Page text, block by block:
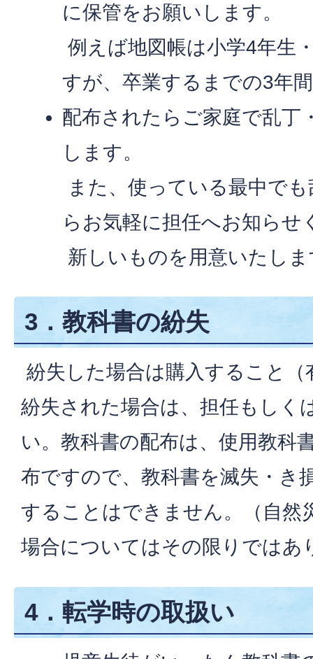
に保管をお願いします。
例えば地図帳は小学4年生
すが、卒業するまでの3年
配布されたらご家庭で乱丁
します。
また、使っている最中で
らお気軽に担任へお知らせ
新しいものを用意いたし
3．教科書の紛失
紛失した場合は購入すること
紛失された場合は、担任もしく
い。教科書の配布は、使用教科
布ですので、教科書を滅失・き
することはできません。（自然
場合についてはその限りではあ
4．転学時の取扱い